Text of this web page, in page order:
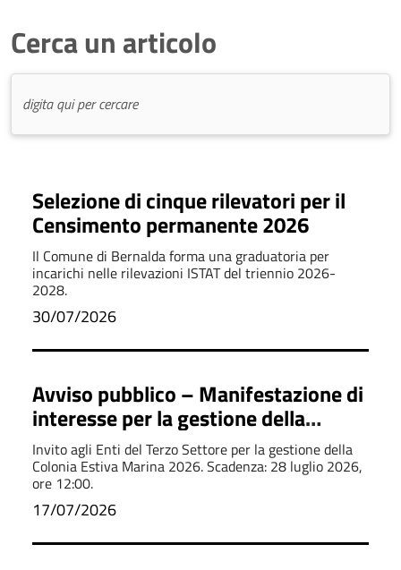
Cerca un articolo
Selezione di cinque rilevatori per il
Censimento permanente 2026
Il Comune di Bernalda forma una graduatoria per
incarichi nelle rilevazioni ISTAT del triennio 2026-
2028.
30/07/2026
Avviso pubblico – Manifestazione di
interesse per la gestione della
Colonia Estiva Marina 2026
Invito agli Enti del Terzo Settore per la gestione della
Colonia Estiva Marina 2026. Scadenza: 28 luglio 2026,
ore 12:00.
17/07/2026